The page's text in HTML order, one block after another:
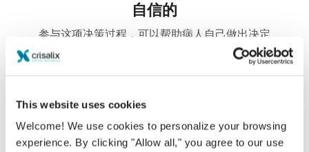
This website uses cookies
Welcome! We use cookies to personalize your browsing
experience. By clicking "Allow all," you agree to our use
自信的
参与这项决策过程，可以帮助病人自己做出决定
满意的
100%的女性说，在整形手术之前，通过观看Crisalix